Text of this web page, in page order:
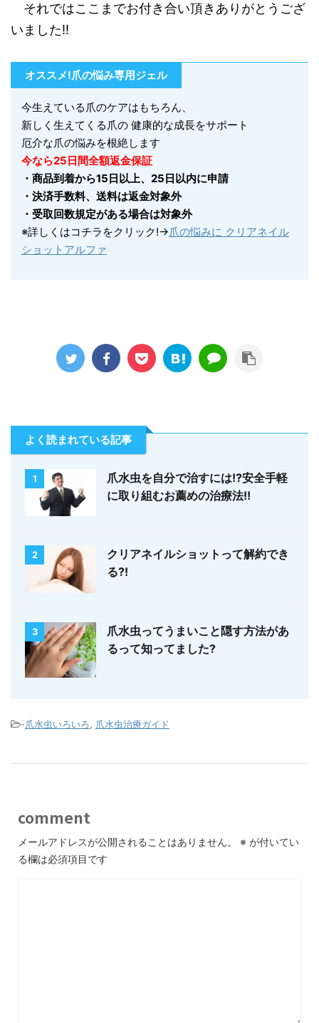
それではここまでお付き合い頂きありがとうござ
いました!!
オススメ!爪の悩み専用ジェル
今生えている爪のケアはもちろん、
新しく生えてくる爪の 健康的な成長をサポート
厄介な爪の悩みを根絶します
今なら25日間全額返金保証
・商品到着から15日以上、25日以内に申請
・決済手数料、送料は返金対象外
・受取回数規定がある場合は対象外
※詳しくはコチラをクリック!→爪の悩みに クリアネイル
ショットアルファ
よく読まれている記事
1
爪水虫を自分で治すには!?安全手軽
に取り組むお薦めの治療法!!
2
クリアネイルショットって解約でき
る?!
3
爪水虫ってうまいこと隠す方法があ
るって知ってました?
-爪水虫いろいろ, 爪水虫治療ガイド
comment
メールアドレスが公開されることはありません。 ※ が付いてい
る欄は必須項目です